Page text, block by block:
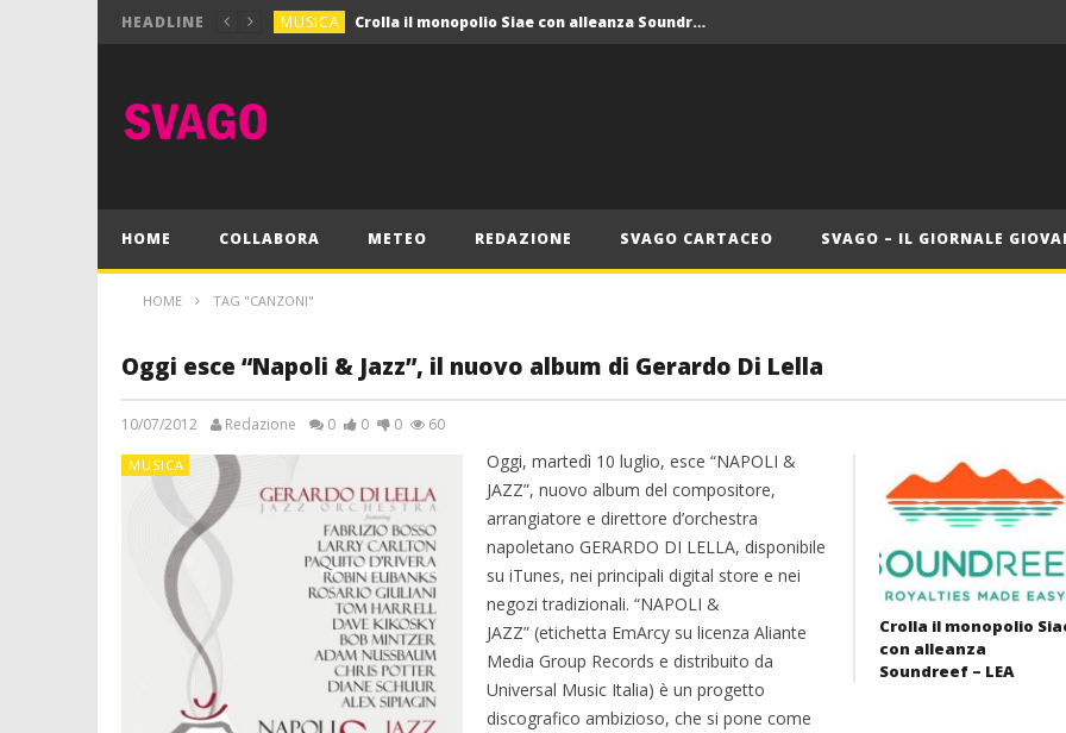
HEADLINE MUSICA Crolla il monopolio Siae con alleanza Soundreef – LEA
MUSICA Crolla il monopolio Siae con alleanza Soundreef – LEA
HOME COLLABORA METEO REDAZIONE SVAGO CARTACEO SVAGO – IL GIORNALE
HOME TAG "CANZONI"
Oggi esce “Napoli & Jazz”, il nuovo album di Gerardo Di Lella
10/07/2012 Redazione 0 0 0 60
MUSICA
Oggi, martedì 10 luglio, esce “NAPOLI &
JAZZ”, nuovo album del compositore,
arrangiatore e direttore d’orchestra
napoletano GERARDO DI LELLA, disponibile
su iTunes, nei principali digital store e nei
negozi tradizionali. “NAPOLI &
JAZZ” (etichetta EmArcy su licenza Aliante
Media Group Records e distribuito da
Universal Music Italia) è un progetto
discografico ambizioso, che si pone come
Crolla il monopolio
con alleanza
Soundreef – LEA